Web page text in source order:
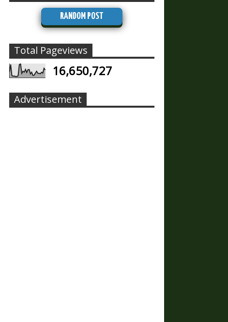
RANDOM POST
Total Pageviews
16,650,727
Advertisement